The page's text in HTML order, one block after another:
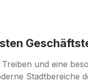
und eine
Stadtbereiche